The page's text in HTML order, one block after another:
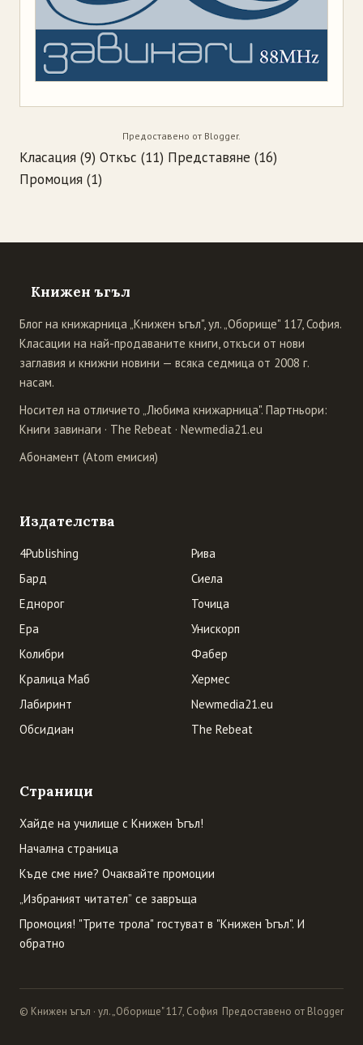
Предоставено от Blogger.
Класация (9) Откъс (11) Представяне (16)
Промоция (1)
Книжен ъгъл
Блог на книжарница „Книжен ъгъл", ул. „Оборище" 117, София.
Класации на най-продаваните книги, откъси от нови
заглавия и книжни новини — всяка седмица от 2008 г.
насам.
Носител на отличието „Любима книжарница". Партньори:
Книги завинаги · The Rebeat · Newmedia21.eu
Абонамент (Atom емисия)
Издателства
4Publishing
Бард
Еднорог
Ера
Колибри
Кралица Маб
Лабиринт
Обсидиан
Рива
Сиела
Точица
Унискорп
Фабер
Хермес
Newmedia21.eu
The Rebeat
Страници
Хайде на училище с Книжен Ъгъл!
Начална страница
Къде сме ние? Очаквайте промоции
„Избраният читател” се завръща
Промоция! "Трите трола" гостуват в "Книжен Ъгъл". И
обратно
© Книжен ъгъл · ул. „Оборище" 117, София Предоставено от Blogger